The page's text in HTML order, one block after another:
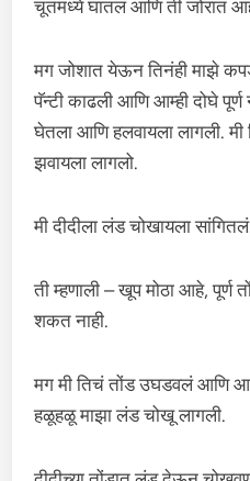
चूतमध्ये घातलं आणि ती जोरात
मग जोशात येऊन तिनंही माझे
पॅन्टी काढली आणि आम्ही दोघे
घेतला आणि हलवायला लागली. मी
झवायला लागलो.
मी दीदीला लंड चोखायला
ती म्हणाली – खूप मोठा आहे, पूर्ण
शकत नाही.
मग मी तिचं तोंड उघडवलं आणि
हळूहळू माझा लंड चोखू लागली.